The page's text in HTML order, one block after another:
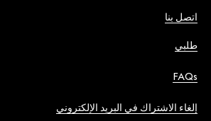
اتصل بنا
طلبي
FAQs
إلغاء الاشتراك في البريد الإلكتروني